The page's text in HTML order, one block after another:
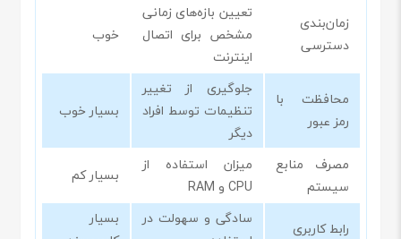
زمان‌بندی
دسترسی
تعیین بازه‌های زمانی
مشخص برای اتصال
اینترنت
خوب
محافظت با
رمز عبور
جلوگیری از تغییر
تنظیمات توسط افراد
دیگر
بسیار خوب
مصرف منابع
سیستم
میزان استفاده از
CPU و RAM
بسیار کم
رابط کاربری
سادگی و سهولت در
بسیار